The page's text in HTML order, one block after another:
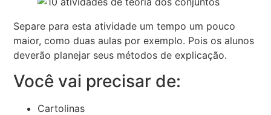
Separe para esta atividade um tempo um pouco
maior, como duas aulas por exemplo. Pois os alunos
deverão planejar seus métodos de explicação.
Você vai precisar de:
Cartolinas